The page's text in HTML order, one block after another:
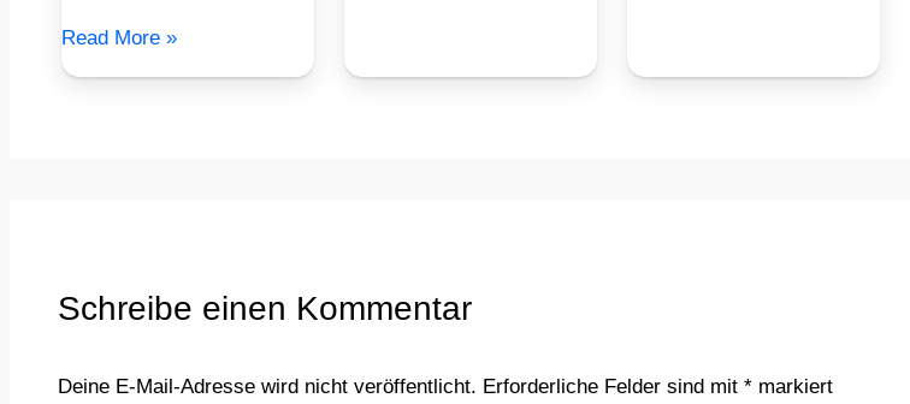
Read More »
Schreibe einen Kommentar
Deine E-Mail-Adresse wird nicht veröffentlicht. Erforderliche Felder sind mit * markiert